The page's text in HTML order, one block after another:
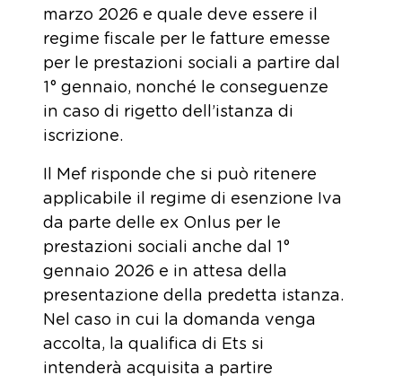
marzo 2026 e quale deve essere il
regime fiscale per le fatture emesse
per le prestazioni sociali a partire dal
1° gennaio, nonché le conseguenze
in caso di rigetto dell’istanza di
iscrizione.
Il Mef risponde che si può ritenere
applicabile il regime di esenzione Iva
da parte delle ex Onlus per le
prestazioni sociali anche dal 1°
gennaio 2026 e in attesa della
presentazione della predetta istanza.
Nel caso in cui la domanda venga
accolta, la qualifica di Ets si
intenderà acquisita a partire